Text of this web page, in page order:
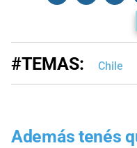
#TEMAS: Chile
Además tenés